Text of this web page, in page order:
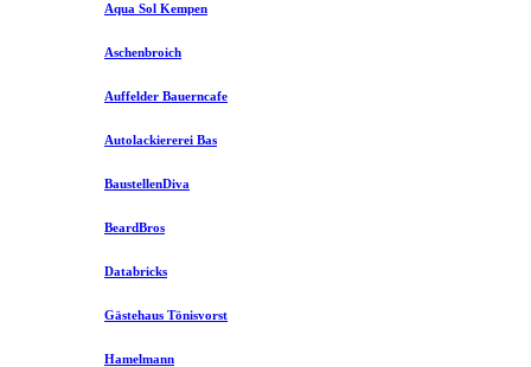
Aqua Sol Kempen
Aschenbroich
Auffelder Bauerncafe
Autolackiererei Bas
BaustellenDiva
BeardBros
Databricks
Gästehaus Tönisvorst
Hamelmann